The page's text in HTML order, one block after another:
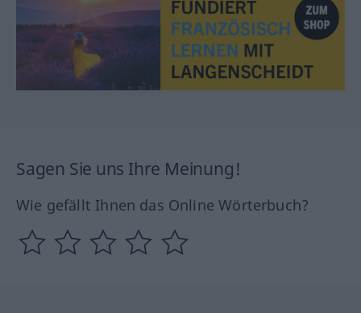
Sagen Sie uns Ihre Meinung!
Wie gefällt Ihnen das Online Wörterbuch?